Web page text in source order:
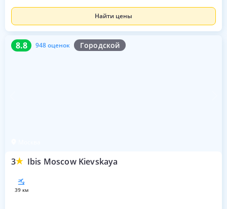
Найти цены
8.8 948 оценок Городской
3 Ibis Moscow Kievskaya
8.8 948 оценок
39 км